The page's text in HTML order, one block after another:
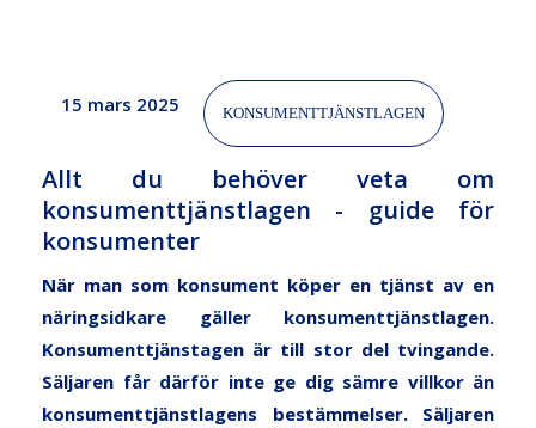
15 mars 2025 KONSUMENTTJÄNSTLAGEN
Allt du behöver veta om
konsumenttjänstlagen - guide för
konsumenter
När man som konsument köper en tjänst av en
näringsidkare gäller konsumenttjänstlagen.
Konsumenttjänstagen är till stor del tvingande.
Säljaren får därför inte ge dig sämre villkor än
konsumenttjänstlagens bestämmelser. Säljaren